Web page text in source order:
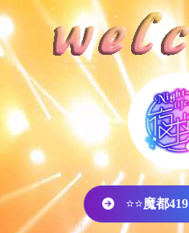
⭐⭐魔都419